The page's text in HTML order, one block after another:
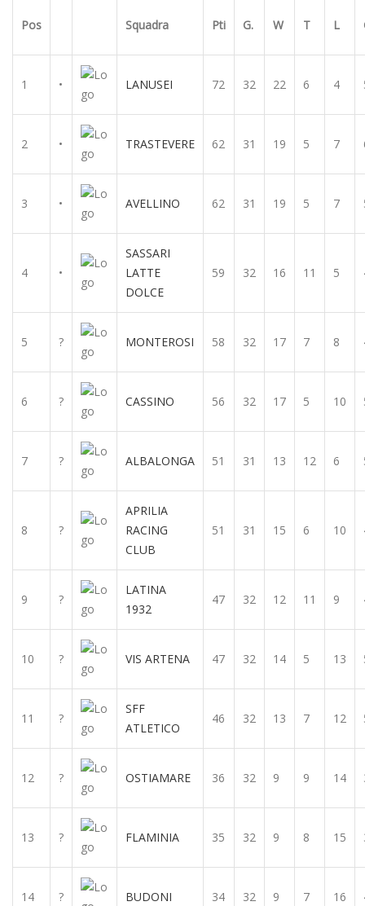
Pos Squadra Pti G. W T L
1 • LANUSEI 72 32 22 6 4
2 • TRASTEVERE 62 31 19 5 7
3 • AVELLINO 62 31 19 5 7
4 •
SASSARI
LATTE
DOLCE
59 32 16 11 5
5 ? MONTEROSI 58 32 17 7 8
6 ? CASSINO 56 32 17 5 10
7 ? ALBALONGA 51 31 13 12 6
8 ?
APRILIA
RACING
CLUB
51 31 15 6 10
9 ?
LATINA
1932
47 32 12 11 9
10 ? VIS ARTENA 47 32 14 5 13
11 ?
SFF
ATLETICO
46 32 13 7 12
12 ? OSTIAMARE 36 32 9 9 14
13 ? FLAMINIA 35 32 9 8 15
14 ? BUDONI 34 32 9 7 16